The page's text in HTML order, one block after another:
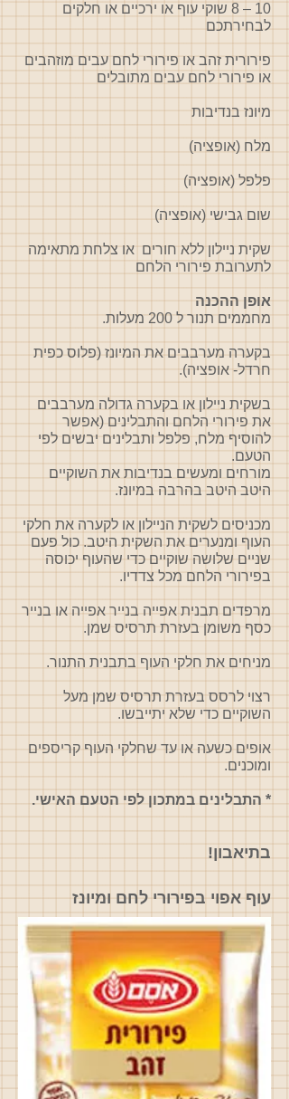
10 – 8 שוקי עוף או ירכיים או חלקים
לבחירתכם
פירורית זהב או פירורי לחם עבים מוזהבים
או פירורי לחם עבים מתובלים
מיונז בנדיבות
מלח (אופציה)
פלפל (אופציה)
שום גבישי (אופציה)
שקית ניילון ללא חורים או צלחת מתאימה
לתערובת פירורי הלחם
אופן ההכנה
מחממים תנור ל 200 מעלות.
בקערה מערבבים את המיונז (פלוס כפית
חרדל- אופציה).
בשקית ניילון או בקערה גדולה מערבבים
את פירורי הלחם והתבלינים (אפשר
להוסיף מלח, פלפל ותבלינים יבשים לפי
הטעם.
מורחים ומעשים בנדיבות את השוקיים
היטב היטב בהרבה במיונז.
מכניסים לשקית הניילון או לקערה את חלקי
העוף ומנערים את השקית היטב. כול פעם
שניים שלושה שוקיים כדי שהעוף יכוסה
בפירורי הלחם מכל צדדיו.
מרפדים תבנית אפייה בנייר אפייה או בנייר
כסף משומן בעזרת תרסיס שמן.
מניחים את חלקי העוף בתבנית התנור.
רצוי לרסס בעזרת תרסיס שמן מעל
השוקיים כדי שלא יתייבשו.
אופים כשעה או עד שחלקי העוף קריספים
ומוכנים.
* התבלינים במתכון לפי הטעם האישי.
בתיאבון!
עוף אפוי בפירורי לחם ומיונז